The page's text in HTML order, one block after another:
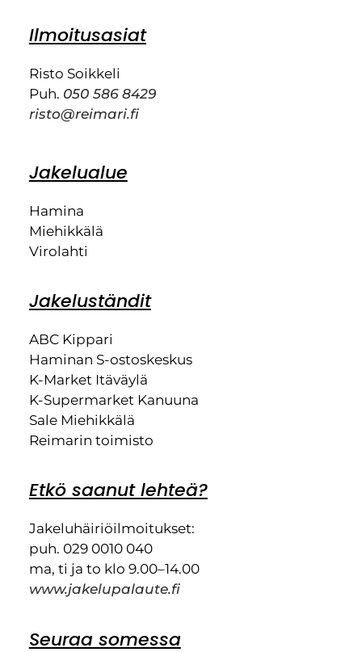
Ilmoitusasiat
Risto Soikkeli
Puh. 050 586 8429
risto@reimari.fi
Jakelualue
Hamina
Miehikkälä
Virolahti
Jakeluständit
ABC Kippari
Haminan S-ostoskeskus
K-Market Itäväylä
K-Supermarket Kanuuna
Sale Miehikkälä
Reimarin toimisto
Etkö saanut lehteä?
Jakeluhäiriöilmoitukset:
puh. 029 0010 040
ma, ti ja to klo 9.00–14.00
www.jakelupalaute.fi
Seuraa somessa